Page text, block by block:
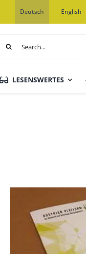
Deutsch English
LESENSWERTES